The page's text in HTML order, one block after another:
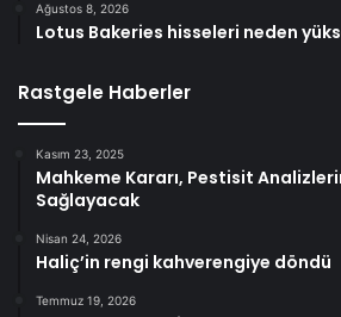
Ağustos 8, 2026
Lotus Bakeries hisseleri neden
Rastgele Haberler
Kasım 23, 2025
Mahkeme Kararı, Pestisit
Sağlayacak
Nisan 24, 2026
Haliç’in rengi kahverengiye döndü
Temmuz 19, 2026